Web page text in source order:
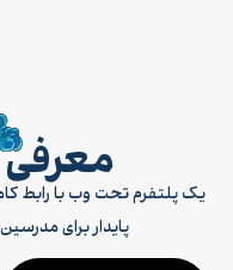
یک پلتفرم تحت وب با رابط
پایدار برای